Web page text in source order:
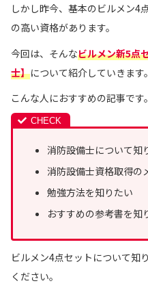
しかし昨今、基本のビルメン4
の高い資格があります。
今回は、そんなビルメン新5点
士】について紹介していきます。
こんな人におすすめの記事です。
消防設備士について知
消防設備士資格取得の
勉強方法を知りたい
おすすめの参考書を知
ビルメン4点セットについて知
ください。